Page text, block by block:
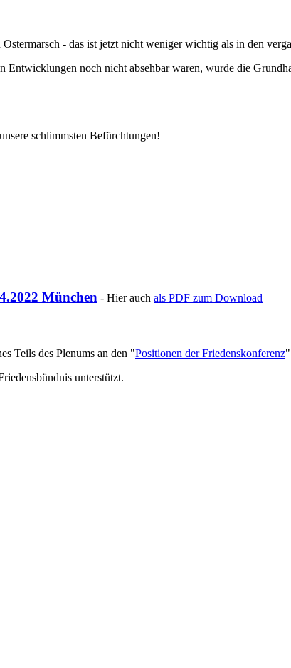
- das ist jetzt nicht weniger wichtig als in den
Entwicklungen noch nicht absehbar waren, wurde die
schlimmsten Befürchtungen!
München - Hier auch als PDF zum Download
Teils des Plenums an den "Positionen der Friedenskonferenz
unterstützt.